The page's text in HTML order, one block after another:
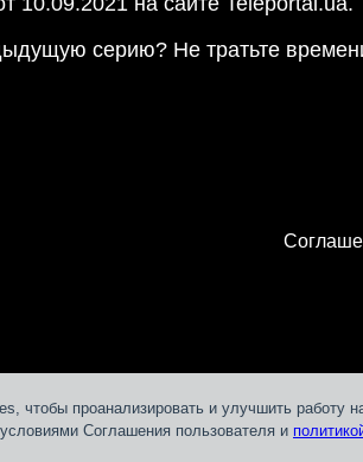
чтобы проанализировать и улучшить работу
Соглашения пользователя и
серию? Не тратьте